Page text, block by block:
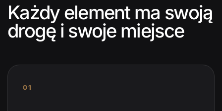
Każdy element ma swoją
drogę i swoje miejsce
01